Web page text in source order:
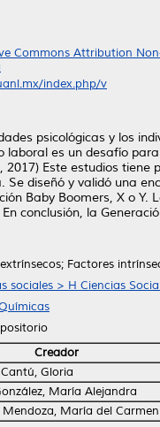
Commons Attribution
index.php/v
psicológicas y los
laboral es un desafío
Este estudios
Se diseñó y validó una
Baby Boomers, X o
conclusión, la
Factores
sociales > H Ciencias
Creador
Gloria
María Alejandra
María del Carmen